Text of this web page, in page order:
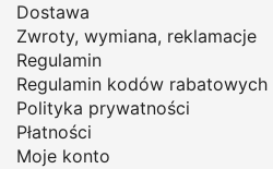
Dostawa
Zwroty, wymiana, reklamacje
Regulamin
Regulamin kodów rabatowych
Polityka prywatności
Płatności
Moje konto